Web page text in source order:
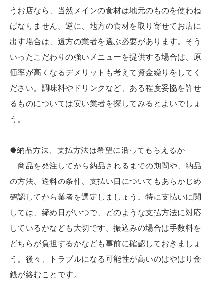
うお店なら、当然メインの食材は地元のものを使わね
ばなりません。逆に、地方の食材を取り寄せてお店に
出す場合は、遠方の業者を選ぶ必要があります。そう
いったこだわりの強いメニューを提供する場合は、原
価率が高くなるデメリットも考えて資金繰りをしてく
ださい。調味料やドリンクなど、ある程度妥協を許せ
るものについては安い業者を探してみるとよいでしょ
う。
●納品方法、支払方法は希望に沿ってもらえるか
商品を発注してから納品されるまでの期間や、納品
の方法、送料の条件、支払い日についてもあらかじめ
確認してから業者を選定しましょう。特に支払いに関
しては、締め日がいつで、どのような支払方法に対応
しているかなども大切です。振込みの場合は手数料を
どちらが負担するかなども事前に確認しておきましょ
う。後々、トラブルになる可能性が高いのはやはり金
銭が絡むことです。